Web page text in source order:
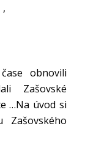
,
obnovili
Zašovské
…Na úvod si
Zašovského